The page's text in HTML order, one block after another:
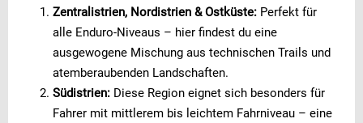
Zentralistrien, Nordistrien & Ostküste: Perfekt für
alle Enduro-Niveaus – hier findest du eine
ausgewogene Mischung aus technischen Trails und
atemberaubenden Landschaften.
Südistrien: Diese Region eignet sich besonders für
Fahrer mit mittlerem bis leichtem Fahrniveau – eine